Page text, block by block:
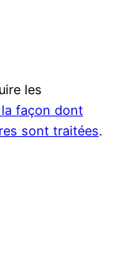
les
façon dont
sont traitées.